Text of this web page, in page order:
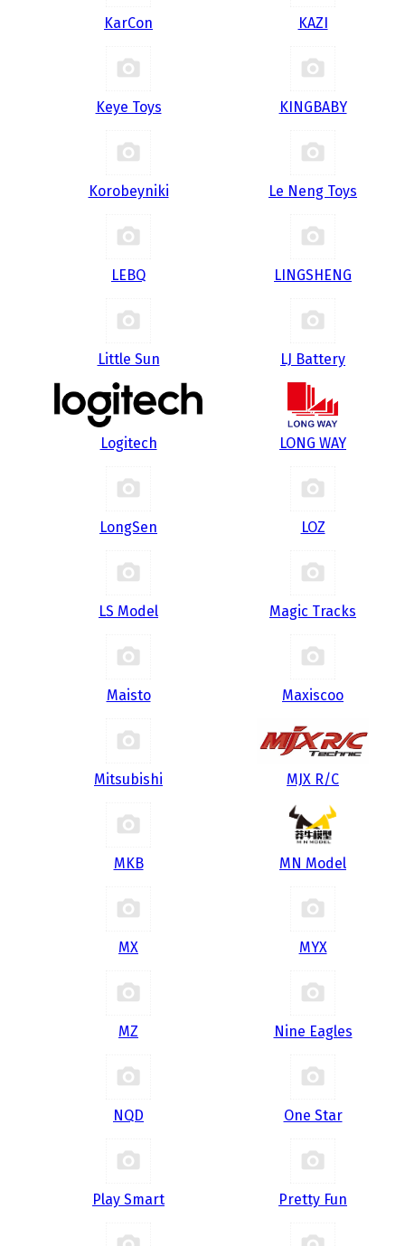
KarCon KAZI
Keye Toys KINGBABY
Korobeyniki Le Neng Toys
LEBQ LINGSHENG
Little Sun LJ Battery
Logitech LONG WAY
LongSen LOZ
LS Model Magic Tracks
Maisto Maxiscoo
Mitsubishi MJX R/C
MKB MN Model
MX MYX
MZ Nine Eagles
NQD One Star
Play Smart Pretty Fun